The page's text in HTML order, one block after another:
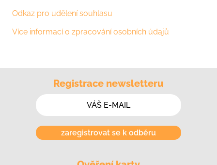
Odkaz pro udělení souhlasu
Více informací o zpracování osobních údajů
Registrace newsletteru
zaregistrovat se k odběru